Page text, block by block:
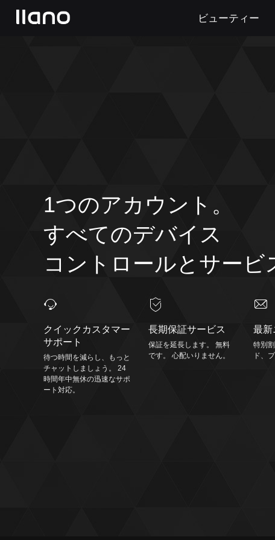
ビューティー
1つのアカウント。
すべてのデバイス
コントロールとサービ
クイックカスタマー
サポート
待つ時間を減らし、もっと
チャットしましょう。 24
時間年中無休の迅速なサポ
ート対応。
長期保証サービス
保証を延長します。 無料
です。 心配いりません。
最新
特別
ド、